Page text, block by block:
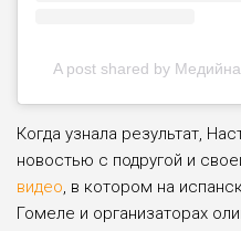
A post shared by
Когда узнала результат,
новостью с подругой и
видео, в котором на
Гомеле и организаторах